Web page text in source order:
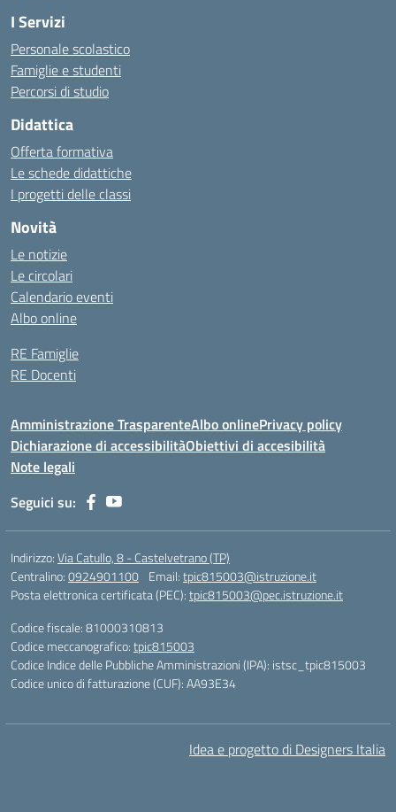
I Servizi
Personale scolastico
Famiglie e studenti
Percorsi di studio
Didattica
Offerta formativa
Le schede didattiche
I progetti delle classi
Novità
Le notizie
Le circolari
Calendario eventi
Albo online
RE Famiglie
RE Docenti
Amministrazione TrasparenteAlbo onlinePrivacy policy
Dichiarazione di accessibilitàObiettivi di accesibilità
Note legali
Seguici su:
Indirizzo:Via Catullo, 8 - Castelvetrano (TP)
Centralino:0924901100 Email:tpic815003@istruzione.it
Posta elettronica certificata (PEC):tpic815003@pec.istruzione.it
Codice fiscale: 81000310813
Codice meccanografico:tpic815003
Codice Indice delle Pubbliche Amministrazioni (IPA): istsc_tpic815003
Codice unico di fatturazione (CUF): AA93E34
Idea e progetto di Designers Italia